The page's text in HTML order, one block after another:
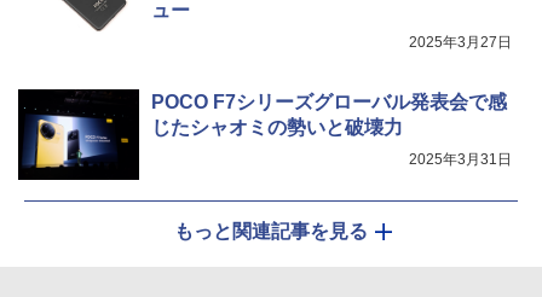
ュー
2025年3月27日
POCO F7シリーズグローバル発表会で感
じたシャオミの勢いと破壊力
2025年3月31日
もっと関連記事を見る